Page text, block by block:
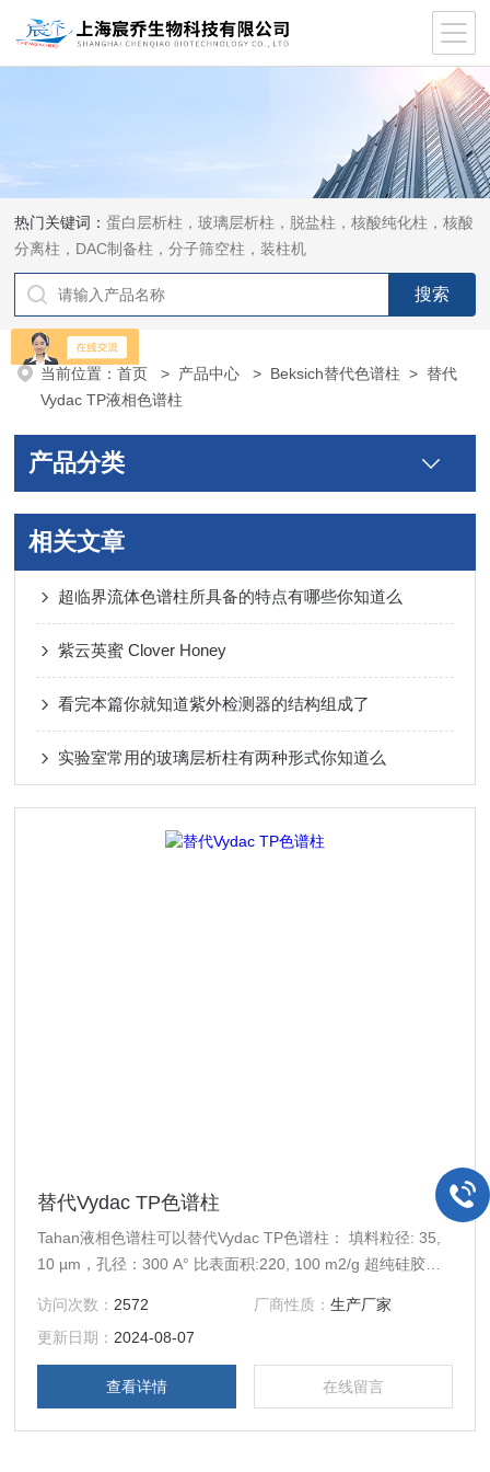
热门关键词：蛋白层析柱，玻璃层析柱，脱盐柱，核酸纯化柱，核酸
分离柱，DAC制备柱，分子筛空柱，装柱机
当前位置：首页 > 产品中心 > Beksich替代色谱柱 >替代
Vydac TP液相色谱柱
产品分类
相关文章
超临界流体色谱柱所具备的特点有哪些你知道么
紫云英蜜 Clover Honey
看完本篇你就知道紫外检测器的结构组成了
实验室常用的玻璃层析柱有两种形式你知道么
替代Vydac TP色谱柱
Tahan液相色谱柱可以替代Vydac TP色谱柱： 填料粒径: 35,
10 µm，孔径：300 A° 比表面积:220, 100 m2/g 超纯硅胶，
访问次数： 2572 厂商性质： 生产厂家
更新日期： 2024-08-07
查看详情 在线留言